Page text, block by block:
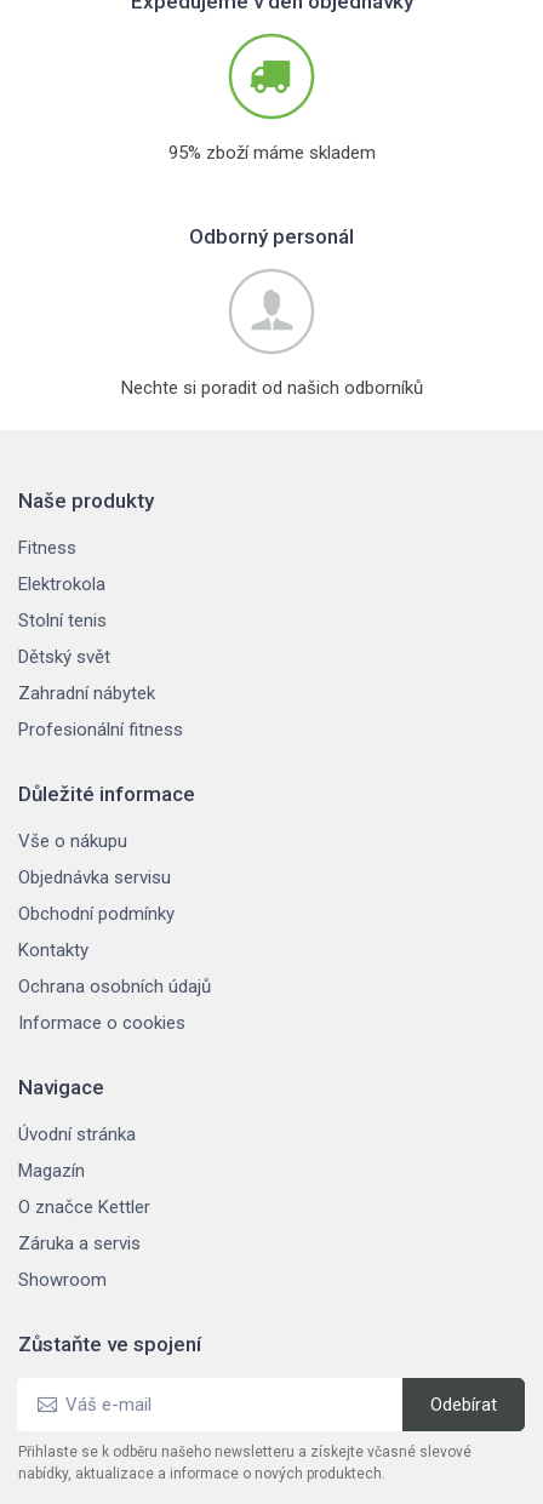
95% zboží máme skladem
Odborný personál
Nechte si poradit od našich odborníků
Naše produkty
Fitness
Elektrokola
Stolní tenis
Dětský svět
Zahradní nábytek
Profesionální fitness
Důležité informace
Vše o nákupu
Objednávka servisu
Obchodní podmínky
Kontakty
Ochrana osobních údajů
Informace o cookies
Navigace
Úvodní stránka
Magazín
O značce Kettler
Záruka a servis
Showroom
Zůstaňte ve spojení
Přihlaste se k odběru našeho newsletteru a získejte včasné slevové
nabídky, aktualizace a informace o nových produktech.